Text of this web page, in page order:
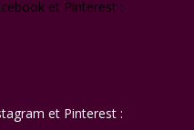
et Pinterest :
et Pinterest :